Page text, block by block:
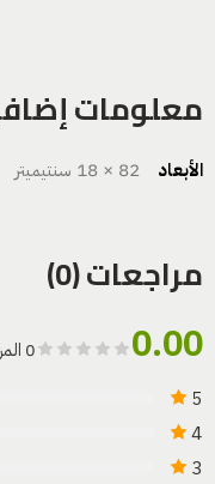
معلومات
الأبعاد 82 × 18 سنتيميتر
مراجعات (0)
0.00 0 المراجعات
5
4
3